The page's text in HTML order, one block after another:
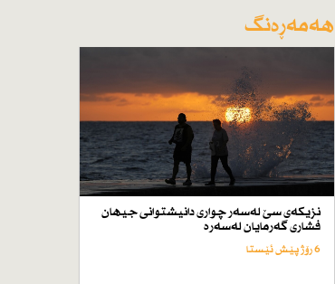
هەمەڕەنگ
نزیكەی سێ لەسەر چواری دانیشتوانی جیهان
فشاری گەرمایان لەسەرە
6 رۆژ پێش ئێستا